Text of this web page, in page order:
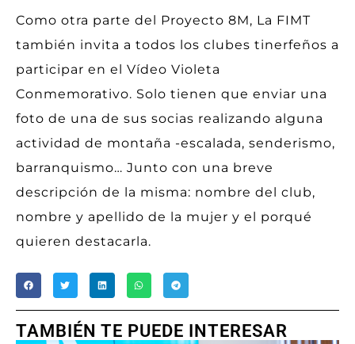
Como otra parte del Proyecto 8M, La FIMT
también invita a todos los clubes tinerfeños a
participar en el Vídeo Violeta
Conmemorativo. Solo tienen que enviar una
foto de una de sus socias realizando alguna
actividad de montaña -escalada, senderismo,
barranquismo… Junto con una breve
descripción de la misma: nombre del club,
nombre y apellido de la mujer y el porqué
quieren destacarla.
TAMBIÉN TE PUEDE INTERESAR